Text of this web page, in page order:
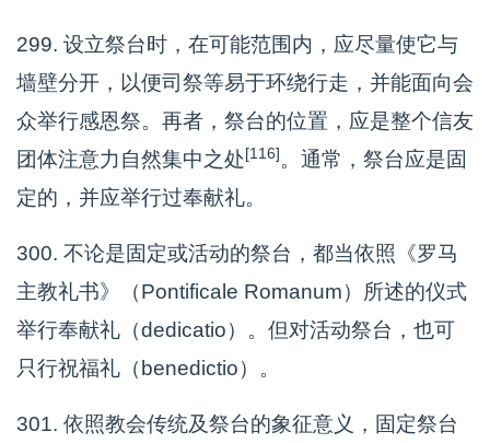
299. 设立祭台时，在可能范围内，应尽量使它与
墙壁分开，以便司祭等易于环绕行走，并能面向会
众举行感恩祭。再者，祭台的位置，应是整个信友
团体注意力自然集中之处[116]。通常，祭台应是固
定的，并应举行过奉献礼。
300. 不论是固定或活动的祭台，都当依照《罗马
主教礼书》（Pontificale Romanum）所述的仪式
举行奉献礼（dedicatio）。但对活动祭台，也可
只行祝福礼（benedictio）。
301. 依照教会传统及祭台的象征意义，固定祭台